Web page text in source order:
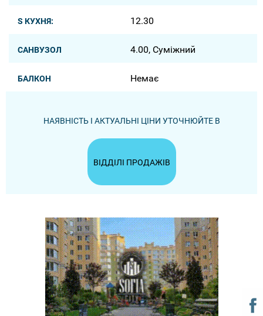
S КУХНЯ: 12.30
САНВУЗОЛ 4.00, Суміжний
БАЛКОН Немає
НАЯВНІСТЬ І АКТУАЛЬНІ ЦІНИ УТОЧНЮЙТЕ В
ВІДДІЛІ ПРОДАЖІВ